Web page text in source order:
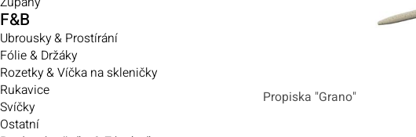
F&B
Ubrousky & Prostírání
Fólie & Držáky
Rozetky & Víčka na skleničky
Rukavice
Svíčky
Ostatní
Propiska "Grano"